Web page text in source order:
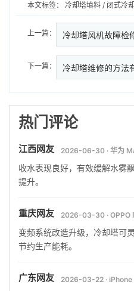
本文标签： 冷却塔填料 / 闭式冷
上一篇：
下一篇：
热门评论
江西网友 2026-06-30 · 华为
收水表现良好，有效缓解水雾
提升。
重庆网友 2026-03-30 · OPPO
变频系统改造升级，冷却塔可
节约生产能耗。
广东网友 2026-03-22 · iPhone